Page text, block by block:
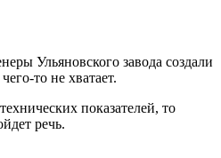
Ульяновского завода создали
то не хватает.
показателей, то
речь.